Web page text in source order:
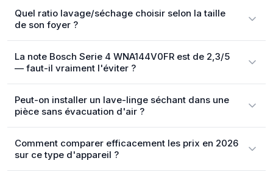
Quel ratio lavage/séchage choisir selon la taille
de son foyer ?
La note Bosch Serie 4 WNA144V0FR est de 2,3/5
— faut-il vraiment l'éviter ?
Peut-on installer un lave-linge séchant dans une
pièce sans évacuation d'air ?
Comment comparer efficacement les prix en 2026
sur ce type d'appareil ?